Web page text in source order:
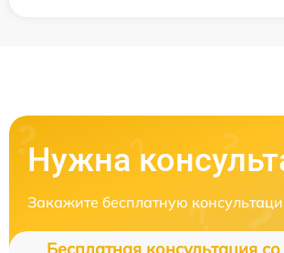
Нужна
Закажите бесплатную